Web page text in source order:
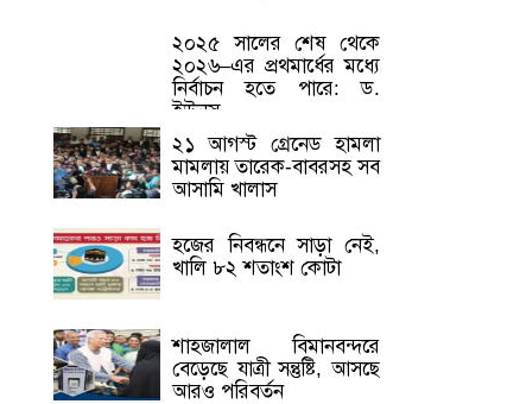
২০২৫ সালের শেষ থেকে
২০২৬–এর প্রথমার্ধের মধ্যে
নির্বাচন হতে পারে: ড.
ইউনূস
২১ আগস্ট গ্রেনেড হামলা
মামলায় তারেক-বাবরসহ সব
আসামি খালাস
হজের নিবন্ধনে সাড়া নেই,
খালি ৮২ শতাংশ কোটা
শাহজালাল বিমানবন্দরে
বেড়েছে যাত্রী সন্তুষ্টি, আসছে
আরও পরিবর্তন